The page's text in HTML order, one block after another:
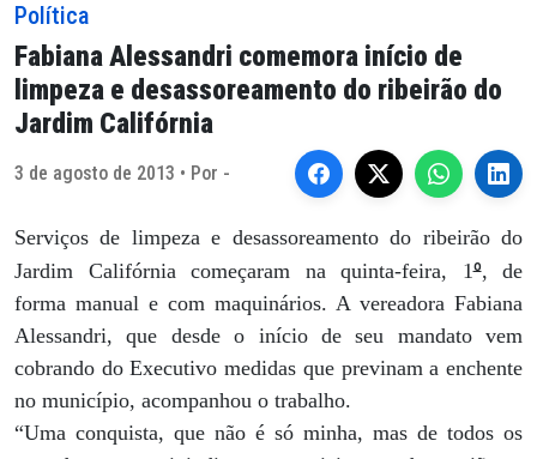
Política
Fabiana Alessandri comemora início de
limpeza e desassoreamento do ribeirão do
Jardim Califórnia
3 de agosto de 2013 • Por -
Serviços de limpeza e desassoreamento do ribeirão do
Jardim Califórnia começaram na quinta-feira, 1º, de
forma manual e com maquinários. A vereadora Fabiana
Alessandri, que desde o início de seu mandato vem
cobrando do Executivo medidas que previnam a enchente
no município, acompanhou o trabalho.
“Uma conquista, que não é só minha, mas de todos os